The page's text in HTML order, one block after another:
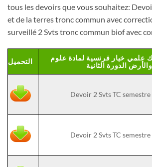
tous les devoirs que vous souhaitez:
et de la terres tronc commun avec
surveillé 2 Svts tronc commun biof avec
خيار فرنسية لمادة علوم
الدورة الثانية
التحميل
Devoir 2 Svts TC
Devoir 2 Svts TC